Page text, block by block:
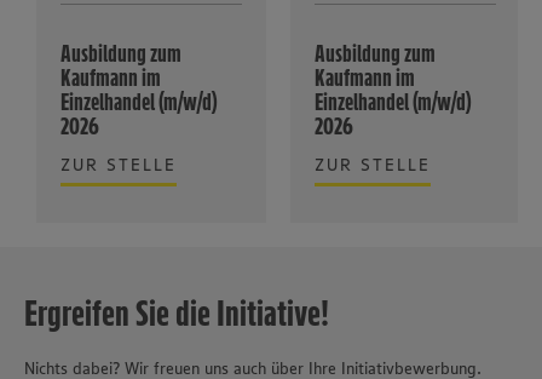
Ausbildung zum
Kaufmann im
Einzelhandel (m/w/d)
2026
ZUR STELLE
Ausbildung zum
Kaufmann im
Einzelhandel (m/w/d)
2026
ZUR STELLE
Ergreifen Sie die Initiative!
Nichts dabei? Wir freuen uns auch über Ihre Initiativbewerbung.